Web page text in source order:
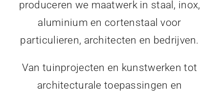
produceren we maatwerk in staal, inox,
aluminium en cortenstaal voor
particulieren, architecten en bedrijven.
Van tuinprojecten en kunstwerken tot
architecturale toepassingen en